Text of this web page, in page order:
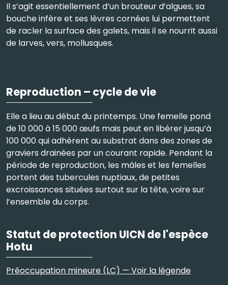
Il s’agit essentiellement d’un brouteur d’algues, sa
bouche infère et ses lèvres cornées lui permettent
de racler la surface des galets, mais il se nourrit aussi
de larves, vers, mollusques.
Reproduction – cycle de vie
Elle a lieu au début du printemps. Une femelle pond
de 10 000 à 15 000 œufs mais peut en libérer jusqu’à
100 000 qui adhèrent au substrat dans des zones de
graviers drainées par un courant rapide. Pendant la
période de reproduction, les mâles et les femelles
portent des tubercules nuptiaux, de petites
excroissances situées surtout sur la tête, voire sur
l’ensemble du corps.
Statut de protection UICN de l'espèce
Hotu
Préoccupation mineure (LC) — Voir la légende